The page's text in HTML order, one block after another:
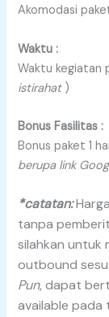
Akomodasi
Waktu :
Waktu kegiatan
istirahat)
Bonus Fasilitas :
Bonus paket 1
berupa link
*catatan:
tanpa
silahkan untuk
outbound
Pun, dapat
available pada